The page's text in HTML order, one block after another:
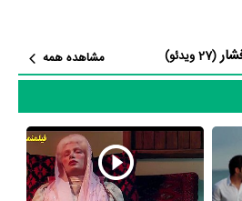
مخالف حضورش در فضای تئاتر بودند. اما
منع می‌شد، بیشتر نسبت به آن عطش پیدا
والدین برای ورود به دنیای بازیگری کمی
که درنهایت گرفته شد و پدر و مادر اکنون
او هستند. بهاره کیان افشار می‌گوید: «آن‌ها
(27 ویدئو)
مشاهده همه